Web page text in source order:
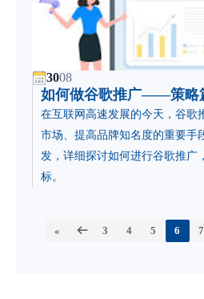
3008
如何做谷歌推广——策略
在互联网高速发展的今天，谷歌
市场、提高品牌知名度的重要手
发，详细探讨如何进行谷歌推广
标。
« 3 4 5 6 7